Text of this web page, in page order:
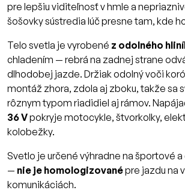
pre lepšiu viditeľnosť v hmle a
šošovky sústredia lúč presne tam, kde
Telo svetla je vyrobené z odolného
chladením — rebrá na zadnej strane
dlhodobej jazde. Držiak odolný voči
montáž zhora, zdola aj zboku, takže sa
rôznym typom riadidiel aj rámov.
36 Vpokryje motocykle, štvorkolky,
kolobežky.
Svetlo je určené výhradne na športové
— nie je homologizovanépre jazdu na
komunikáciách.